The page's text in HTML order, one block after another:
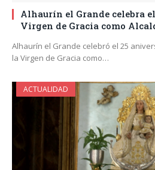
Alhaurín el Grande celebra
Virgen de Gracia como
Alhaurín el Grande celebró el 25
la Virgen de Gracia como…
ACTUALIDAD